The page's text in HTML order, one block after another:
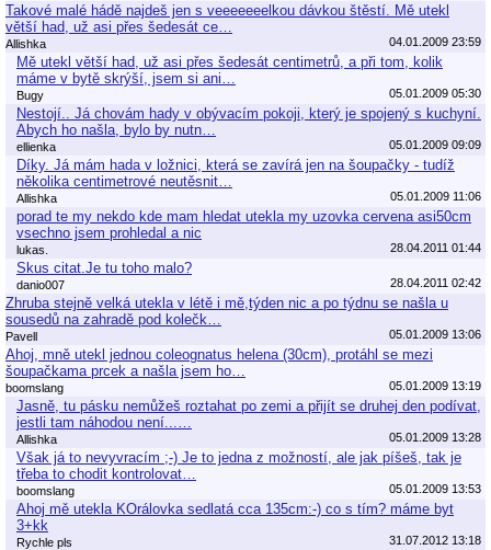
Takové malé hádě najdeš jen s veeeeeeelkou dávkou štěstí. Mě utekl
větší had, už asi přes šedesát ce…
Allishka 04.01.2009 23:59
Mě utekl větší had, už asi přes šedesát centimetrů, a při tom, kolik
máme v bytě skrýší, jsem si ani…
Bugy 05.01.2009 05:30
Nestojí.. Já chovám hady v obývacím pokoji, který je spojený s kuchyní.
Abych ho našla, bylo by nutn…
ellienka 05.01.2009 09:09
Díky. Já mám hada v ložnici, která se zavírá jen na šoupačky - tudíž
několika centimetrové neutěsnit…
Allishka 05.01.2009 11:06
porad te my nekdo kde mam hledat utekla my uzovka cervena asi50cm
vsechno jsem prohledal a nic
lukas. 28.04.2011 01:44
Skus citat.Je tu toho malo?
danio007 28.04.2011 02:42
Zhruba stejně velká utekla v létě i mě,týden nic a po týdnu se našla u
sousedů na zahradě pod kolečk…
Pavell 05.01.2009 13:06
Ahoj, mně utekl jednou coleognatus helena (30cm), protáhl se mezi
šoupačkama prcek a našla jsem ho…
boomslang 05.01.2009 13:19
Jasně, tu pásku nemůžeš roztahat po zemi a přijít se druhej den podívat,
jestli tam náhodou není...…
Allishka 05.01.2009 13:28
Však já to nevyvracím ;-) Je to jedna z možností, ale jak píšeš, tak je
třeba to chodit kontrolovat…
boomslang 05.01.2009 13:53
Ahoj mě utekla KOrálovka sedlatá cca 135cm:-) co s tím? máme byt
3+kk
Rychle pls 31.07.2012 13:18